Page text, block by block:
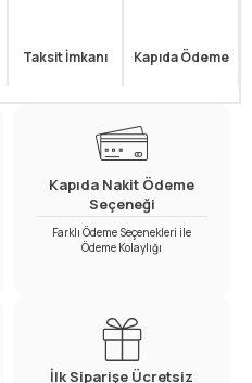
Taksit İmkanı Kapıda Ödeme
Kapıda Nakit Ödeme
Seçeneği
Farklı Ödeme Seçenekleri ile
Ödeme Kolaylığı
İlk Siparişe Ücretsiz